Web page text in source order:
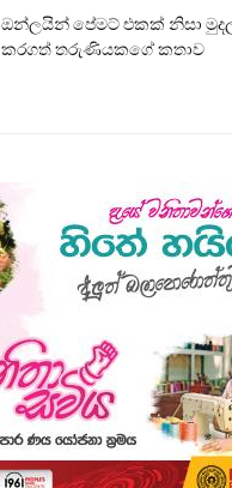
ඔන්ලයින් පේමට් එකක් නිසා
කරගත් තරුණියකගේ කතාව